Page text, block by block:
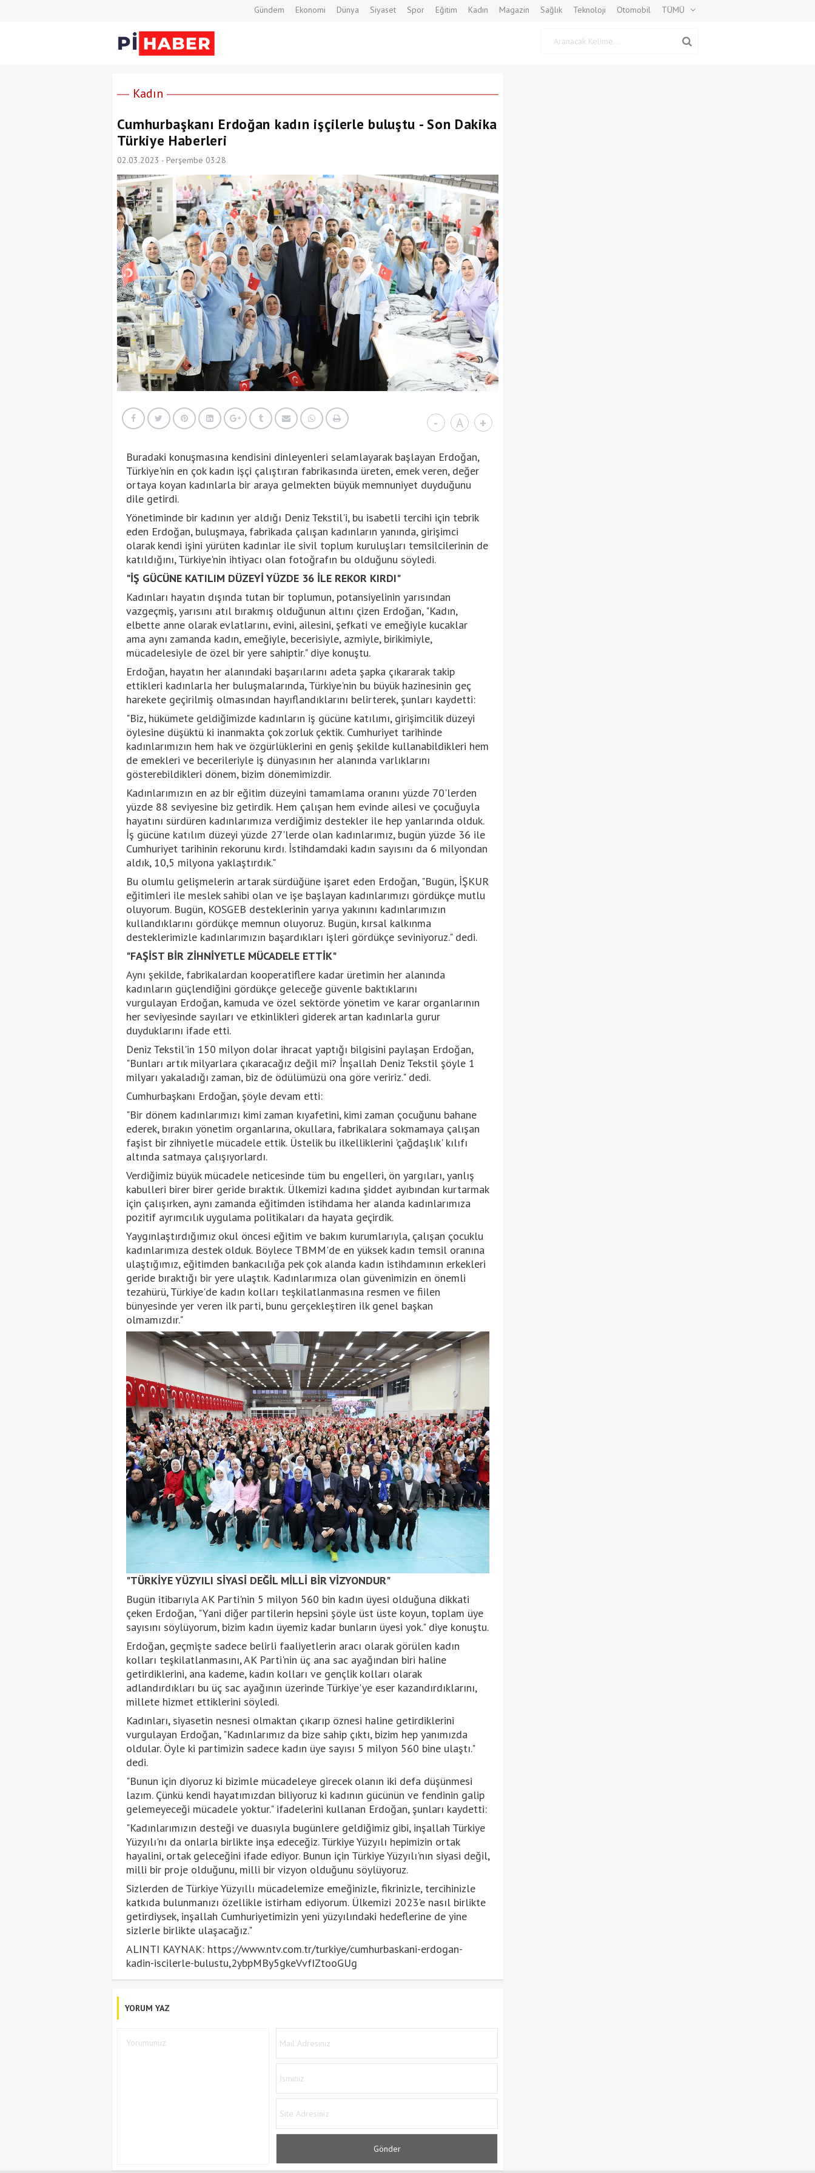
Gündem Ekonomi Dünya Siyaset Spor Eğitim Kadın Magazin Sağlık Teknoloji Otomobil TÜMÜ
Kadın
Cumhurbaşkanı Erdoğan kadın işçilerle buluştu - Son Dakika
Türkiye Haberleri
02.03.2023 - Perşembe 03:28
- A +
Buradaki konuşmasına kendisini dinleyenleri selamlayarak başlayan Erdoğan,
Türkiye'nin en çok kadın işçi çalıştıran fabrikasında üreten, emek veren, değer
ortaya koyan kadınlarla bir araya gelmekten büyük memnuniyet duyduğunu
dile getirdi.
Yönetiminde bir kadının yer aldığı Deniz Tekstil'i, bu isabetli tercihi için tebrik
eden Erdoğan, buluşmaya, fabrikada çalışan kadınların yanında, girişimci
olarak kendi işini yürüten kadınlar ile sivil toplum kuruluşları temsilcilerinin de
katıldığını, Türkiye'nin ihtiyacı olan fotoğrafın bu olduğunu söyledi.
"İŞ GÜCÜNE KATILIM DÜZEYİ YÜZDE 36 İLE REKOR KIRDI"
Kadınları hayatın dışında tutan bir toplumun, potansiyelinin yarısından
vazgeçmiş, yarısını atıl bırakmış olduğunun altını çizen Erdoğan, "Kadın,
elbette anne olarak evlatlarını, evini, ailesini, şefkati ve emeğiyle kucaklar
ama aynı zamanda kadın, emeğiyle, becerisiyle, azmiyle, birikimiyle,
mücadelesiyle de özel bir yere sahiptir." diye konuştu.
Erdoğan, hayatın her alanındaki başarılarını adeta şapka çıkararak takip
ettikleri kadınlarla her buluşmalarında, Türkiye'nin bu büyük hazinesinin geç
harekete geçirilmiş olmasından hayıflandıklarını belirterek, şunları kaydetti:
"Biz, hükümete geldiğimizde kadınların iş gücüne katılımı, girişimcilik düzeyi
öylesine düşüktü ki inanmakta çok zorluk çektik. Cumhuriyet tarihinde
kadınlarımızın hem hak ve özgürlüklerini en geniş şekilde kullanabildikleri hem
de emekleri ve becerileriyle iş dünyasının her alanında varlıklarını
gösterebildikleri dönem, bizim dönemimizdir.
Kadınlarımızın en az bir eğitim düzeyini tamamlama oranını yüzde 70'lerden
yüzde 88 seviyesine biz getirdik. Hem çalışan hem evinde ailesi ve çocuğuyla
hayatını sürdüren kadınlarımıza verdiğimiz destekler ile hep yanlarında olduk.
İş gücüne katılım düzeyi yüzde 27'lerde olan kadınlarımız, bugün yüzde 36 ile
Cumhuriyet tarihinin rekorunu kırdı. İstihdamdaki kadın sayısını da 6 milyondan
aldık, 10,5 milyona yaklaştırdık."
Bu olumlu gelişmelerin artarak sürdüğüne işaret eden Erdoğan, "Bugün, İŞKUR
eğitimleri ile meslek sahibi olan ve işe başlayan kadınlarımızı gördükçe mutlu
oluyorum. Bugün, KOSGEB desteklerinin yarıya yakınını kadınlarımızın
kullandıklarını gördükçe memnun oluyoruz. Bugün, kırsal kalkınma
desteklerimizle kadınlarımızın başardıkları işleri gördükçe seviniyoruz." dedi.
"FAŞİST BİR ZİHNİYETLE MÜCADELE ETTİK"
Aynı şekilde, fabrikalardan kooperatiflere kadar üretimin her alanında
kadınların güçlendiğini gördükçe geleceğe güvenle baktıklarını
vurgulayan Erdoğan, kamuda ve özel sektörde yönetim ve karar organlarının
her seviyesinde sayıları ve etkinlikleri giderek artan kadınlarla gurur
duyduklarını ifade etti.
Deniz Tekstil'in 150 milyon dolar ihracat yaptığı bilgisini paylaşan Erdoğan,
"Bunları artık milyarlara çıkaracağız değil mi? İnşallah Deniz Tekstil şöyle 1
milyarı yakaladığı zaman, biz de ödülümüzü ona göre veririz." dedi.
Cumhurbaşkanı Erdoğan, şöyle devam etti:
"Bir dönem kadınlarımızı kimi zaman kıyafetini, kimi zaman çocuğunu bahane
ederek, bırakın yönetim organlarına, okullara, fabrikalara sokmamaya çalışan
faşist bir zihniyetle mücadele ettik. Üstelik bu ilkelliklerini 'çağdaşlık' kılıfı
altında satmaya çalışıyorlardı.
Verdiğimiz büyük mücadele neticesinde tüm bu engelleri, ön yargıları, yanlış
kabulleri birer birer geride bıraktık. Ülkemizi kadına şiddet ayıbından kurtarmak
için çalışırken, aynı zamanda eğitimden istihdama her alanda kadınlarımıza
pozitif ayrımcılık uygulama politikaları da hayata geçirdik.
Yaygınlaştırdığımız okul öncesi eğitim ve bakım kurumlarıyla, çalışan çocuklu
kadınlarımıza destek olduk. Böylece TBMM'de en yüksek kadın temsil oranına
ulaştığımız, eğitimden bankacılığa pek çok alanda kadın istihdamının erkekleri
geride bıraktığı bir yere ulaştık. Kadınlarımıza olan güvenimizin en önemli
tezahürü, Türkiye'de kadın kolları teşkilatlanmasına resmen ve fiilen
bünyesinde yer veren ilk parti, bunu gerçekleştiren ilk genel başkan
olmamızdır."
"TÜRKİYE YÜZYILI SİYASİ DEĞİL MİLLİ BİR VİZYONDUR"
Bugün itibarıyla AK Parti'nin 5 milyon 560 bin kadın üyesi olduğuna dikkati
çeken Erdoğan, "Yani diğer partilerin hepsini şöyle üst üste koyun, toplam üye
sayısını söylüyorum, bizim kadın üyemiz kadar bunların üyesi yok." diye konuştu.
Erdoğan, geçmişte sadece belirli faaliyetlerin aracı olarak görülen kadın
kolları teşkilatlanmasını, AK Parti'nin üç ana sac ayağından biri haline
getirdiklerini, ana kademe, kadın kolları ve gençlik kolları olarak
adlandırdıkları bu üç sac ayağının üzerinde Türkiye'ye eser kazandırdıklarını,
millete hizmet ettiklerini söyledi.
Kadınları, siyasetin nesnesi olmaktan çıkarıp öznesi haline getirdiklerini
vurgulayan Erdoğan, "Kadınlarımız da bize sahip çıktı, bizim hep yanımızda
oldular. Öyle ki partimizin sadece kadın üye sayısı 5 milyon 560 bine ulaştı."
dedi.
"Bunun için diyoruz ki bizimle mücadeleye girecek olanın iki defa düşünmesi
lazım. Çünkü kendi hayatımızdan biliyoruz ki kadının gücünün ve fendinin galip
gelemeyeceği mücadele yoktur." ifadelerini kullanan Erdoğan, şunları kaydetti:
"Kadınlarımızın desteği ve duasıyla bugünlere geldiğimiz gibi, inşallah Türkiye
Yüzyılı'nı da onlarla birlikte inşa edeceğiz. Türkiye Yüzyılı hepimizin ortak
hayalini, ortak geleceğini ifade ediyor. Bunun için Türkiye Yüzyılı'nın siyasi değil,
milli bir proje olduğunu, milli bir vizyon olduğunu söylüyoruz.
Sizlerden de Türkiye Yüzyıllı mücadelemize emeğinizle, fikrinizle, tercihinizle
katkıda bulunmanızı özellikle istirham ediyorum. Ülkemizi 2023'e nasıl birlikte
getirdiysek, inşallah Cumhuriyetimizin yeni yüzyılındaki hedeflerine de yine
sizlerle birlikte ulaşacağız."
ALINTI KAYNAK: https://www.ntv.com.tr/turkiye/cumhurbaskani-erdogan-
kadin-iscilerle-bulustu,2ybpMBy5gkeVvfIZtooGUg
YORUM YAZ